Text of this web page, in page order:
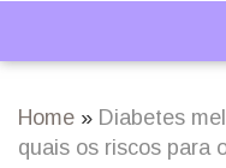
Breadcrumb
Home
Diabetes
quais os riscos para